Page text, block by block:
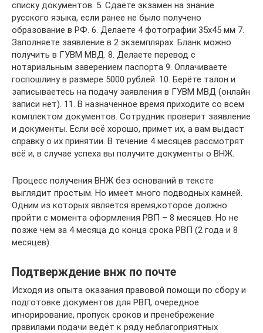
списку документов. 5. Сдаёте экзамен на знание
русского языка, если ранее не было получено
образование в РФ. 6. Делаете 4 фотографии 35х45 мм 7.
Заполняете заявление в 2 экземплярах. Бланк можно
получить в ГУВМ МВД. 8. Делаете перевод с
нотариальным заверением паспорта 9. Оплачиваете
госпошлину в размере 5000 рублей. 10. Берёте талон и
записываетесь на подачу заявления в ГУВМ МВД (онлайн
записи нет). 11. В назначенное время приходите со всем
комплектом документов. Сотрудник проверит заявление
и документы. Если всё хорошо, примет их, а вам выдаст
справку о их принятии. В течение 4 месяцев рассмотрят
всё и, в случае успеха вы получите документы о ВНЖ.
Процесс получения ВНЖ без оснований в тексте
выглядит простым. Но имеет много подводных камней.
Одним из которых является время,которое должно
пройти с момента оформления РВП – 8 месяцев. Но не
позже чем за 4 месяца до конца срока РВП (2 года и 8
месяцев).
Подтверждение внж по почте
Исходя из опыта оказания правовой помощи по сбору и
подготовке документов для РВП, очередное
игнорирование, пропуск сроков и пренебрежение
правилами подачи ведёт к ряду неблагоприятных